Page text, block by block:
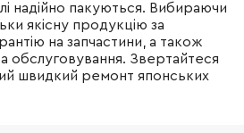
надійно пакуються. Вибираючи
якісну продукцію за
на запчастини, а також
обслуговування. Звертайтеся
швидкий ремонт японських